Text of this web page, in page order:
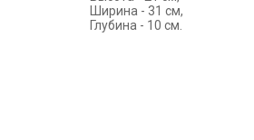
Ширина - 31 см,
Глубина - 10 см.